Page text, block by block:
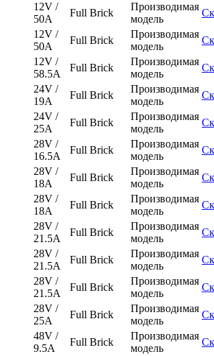
12V /
50A
Full Brick
Производимая
модель
12V /
50A
Full Brick
Производимая
модель
12V /
58.5A
Full Brick
Производимая
модель
24V /
19A
Full Brick
Производимая
модель
24V /
25A
Full Brick
Производимая
модель
28V /
16.5A
Full Brick
Производимая
модель
28V /
18A
Full Brick
Производимая
модель
28V /
18A
Full Brick
Производимая
модель
28V /
21.5A
Full Brick
Производимая
модель
28V /
21.5A
Full Brick
Производимая
модель
28V /
21.5A
Full Brick
Производимая
модель
28V /
25A
Full Brick
Производимая
модель
48V /
9.5A
Full Brick
Производимая
модель